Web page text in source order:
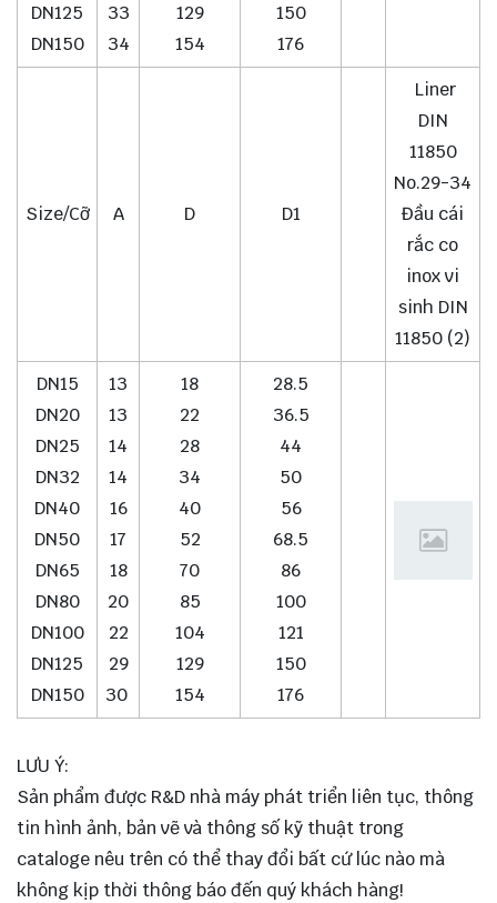
DN125
DN150
33
34
129
154
150
176
Size/Cỡ A D D1
Liner
DIN
11850
No.29-34
Đầu cái
rắc co
inox vi
sinh DIN
11850 (2)
DN15
DN20
DN25
DN32
DN40
DN50
DN65
DN80
DN100
DN125
DN150
13
13
14
14
16
17
18
20
22
29
30
18
22
28
34
40
52
70
85
104
129
154
28.5
36.5
44
50
56
68.5
86
100
121
150
176
LƯU Ý:
Sản phẩm được R&D nhà máy phát triển liên tục, thông
tin hình ảnh, bản vẽ và thông số kỹ thuật trong
cataloge nêu trên có thể thay đổi bất cứ lúc nào mà
không kịp thời thông báo đến quý khách hàng!